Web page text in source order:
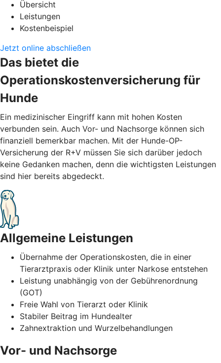
Übersicht
Leistungen
Kostenbeispiel
Jetzt online abschließen
Das bietet die
Operationskostenversicherung für
Hunde
Ein medizinischer Eingriff kann mit hohen Kosten
verbunden sein. Auch Vor- und Nachsorge können sich
finanziell bemerkbar machen. Mit der Hunde-OP-
Versicherung der R+V müssen Sie sich darüber jedoch
keine Gedanken machen, denn die wichtigsten Leistungen
sind hier bereits abgedeckt.
Allgemeine Leistungen
Übernahme der Operationskosten, die in einer
Tierarztpraxis oder Klinik unter Narkose entstehen
Leistung unabhängig von der Gebührenordnung
(GOT)
Freie Wahl von Tierarzt oder Klinik
Stabiler Beitrag im Hundealter
Zahnextraktion und Wurzelbehandlungen
Vor- und Nachsorge